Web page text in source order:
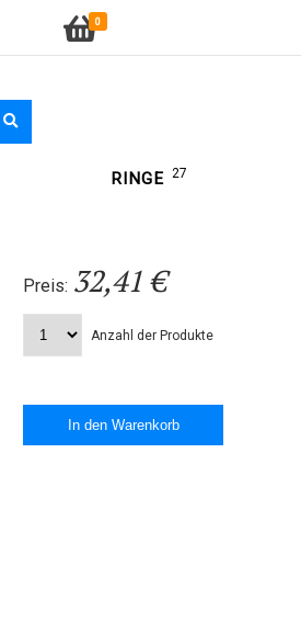
0
RINGE 27
Preis: 32,41 €
Anzahl der Produkte